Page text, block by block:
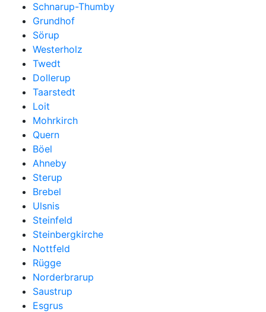
Schnarup-Thumby
Grundhof
Sörup
Westerholz
Twedt
Dollerup
Taarstedt
Loit
Mohrkirch
Quern
Böel
Ahneby
Sterup
Brebel
Ulsnis
Steinfeld
Steinbergkirche
Nottfeld
Rügge
Norderbrarup
Saustrup
Esgrus